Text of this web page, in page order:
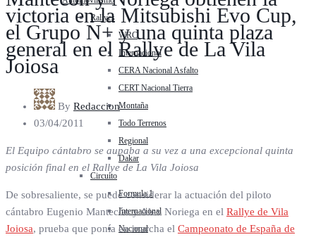
Rallyes
WRC
Internacional
CERA Nacional Asfalto
CERT Nacional Tierra
Montaña
Todo Terrenos
Regional
Dakar
Circuito
Formula 1
Internacional
Nacional
victoria en la Mitsubishi Evo Cup,
el Grupo N+ y una quinta plaza
general en el Rallye de La Vila
Joiosa
By Redaccion
03/04/2011
El Equipo cántabro se aupaba a su vez a una excepcional quinta
posición final en el Rallye de La Vila Joiosa
De sobresaliente, se puede considerar la actuación del piloto
cántabro Eugenio Mantecón y Alex Noriega en el Rallye de Vila
Joiosa, prueba que ponía en marcha el Campeonato de España de